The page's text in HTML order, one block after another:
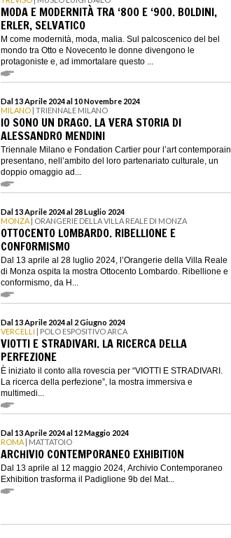
MODA E MODERNITÀ TRA ‘800 E ‘900. BOLDINI,
ERLER, SELVATICO
M come modernità, moda, malia. Sul palcoscenico del bel
mondo tra Otto e Novecento le donne divengono le
protagoniste e, ad immortalare questo ...
Dal 13 Aprile 2024 al 10 Novembre 2024
MILANO | TRIENNALE MILANO
IO SONO UN DRAGO. LA VERA STORIA DI
ALESSANDRO MENDINI
Triennale Milano e Fondation Cartier pour l’art contemporain
presentano, nell’ambito del loro partenariato culturale, un
doppio omaggio ad...
Dal 13 Aprile 2024 al 28 Luglio 2024
MONZA | ORANGERIE DELLA VILLA REALE DI MONZA
OTTOCENTO LOMBARDO. RIBELLIONE E
CONFORMISMO
Dal 13 aprile al 28 luglio 2024, l’Orangerie della Villa Reale
di Monza ospita la mostra Ottocento Lombardo. Ribellione e
conformismo, da H...
Dal 13 Aprile 2024 al 2 Giugno 2024
VERCELLI | POLO ESPOSITIVO ARCA
VIOTTI E STRADIVARI. LA RICERCA DELLA
PERFEZIONE
È iniziato il conto alla rovescia per “VIOTTI E STRADIVARI.
La ricerca della perfezione”, la mostra immersiva e
multimedi...
Dal 13 Aprile 2024 al 12 Maggio 2024
ROMA | MATTATOIO
ARCHIVIO CONTEMPORANEO EXHIBITION
Dal 13 aprile al 12 maggio 2024, Archivio Contemporaneo
Exhibition trasforma il Padiglione 9b del Mat...